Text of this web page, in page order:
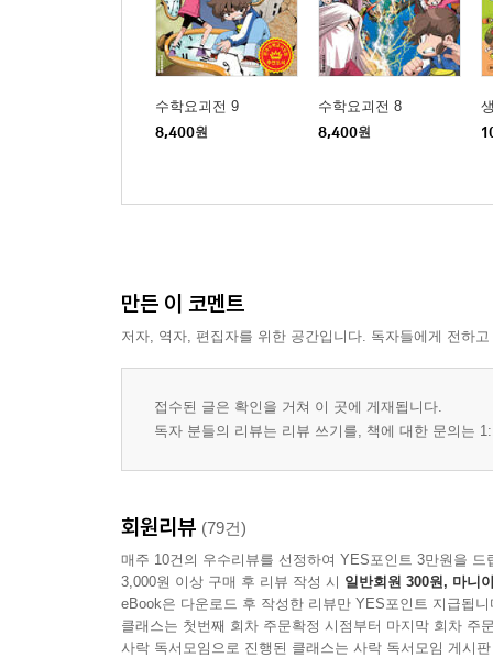
수학요괴전 9
8,400원
수학요괴전 8
8,400원
만든 이 코멘트
저자, 역자, 편집자를 위한 공간입니다. 독자들에게 전하
접수된 글은 확인을 거쳐 이 곳에 게재됩니다.
독자 분들의 리뷰는 리뷰 쓰기를, 책에 대한 문의는
회원리뷰 (79건)
매주 10건의 우수리뷰를 선정하여 YES포인트 3만원을 드
3,000원 이상 구매 후 리뷰 작성 시 일반회원 300원, 마니
eBook은 다운로드 후 작성한 리뷰만 YES포인트 지급됩니
클래스는 첫번째 회차 주문확정 시점부터 마지막 회차 주
사락 독서모임으로 진행된 클래스는 사락 독서모임 게시